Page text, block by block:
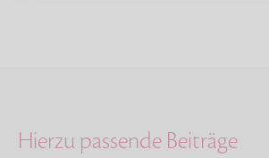
Hierzu passende Beiträge